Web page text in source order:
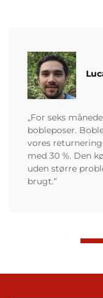
„For seks
bobleposer.
vores
med 30 %. Den
uden større
brugt.“